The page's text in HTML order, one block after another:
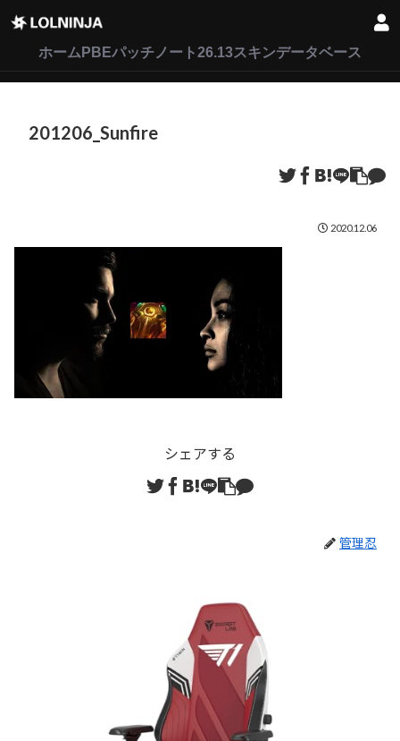
ホーム PBEパッチノート26.13スキンデータベース
201206_Sunfire
2020.12.06
シェアする
管理忍